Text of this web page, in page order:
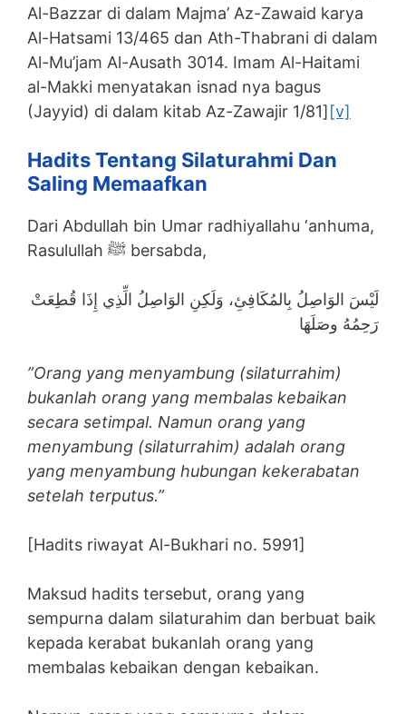
Al-Bazzar di dalam Majma’ Az-Zawaid karya
Al-Hatsami 13/465 dan Ath-Thabrani di dalam
Al-Mu’jam Al-Ausath 3014. Imam Al-Haitami
al-Makki menyatakan isnad nya bagus
(Jayyid) di dalam kitab Az-Zawajir 1/81] [v]
Hadits Tentang Silaturahmi Dan
Saling Memaafkan
Dari Abdullah bin Umar radhiyallahu ‘anhuma,
Rasulullah ﷺ bersabda,
لَيْسَ الوَاصِلُ بِالمُكَافِئِ، وَلَكِنِ الوَاصِلُ الِّذِي إِذَا قُطِعَتْ
رَحِمُهُ وصَلَهَا
”Orang yang menyambung (silaturrahim)
bukanlah orang yang membalas kebaikan
secara setimpal. Namun orang yang
menyambung (silaturrahim) adalah orang
yang menyambung hubungan kekerabatan
setelah terputus.”
[Hadits riwayat Al-Bukhari no. 5991]
Maksud hadits tersebut, orang yang
sempurna dalam silaturahim dan berbuat baik
kepada kerabat bukanlah orang yang
membalas kebaikan dengan kebaikan.